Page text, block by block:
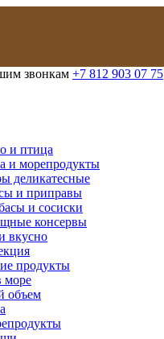
звонкам +7 812 903 07 75
и птица
и морепродукты
деликатесные
и приправы
и сосиски
консервы
вкусно
продукты
море
объем